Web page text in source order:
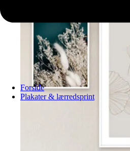
Forside
Plakater & lærredsprint